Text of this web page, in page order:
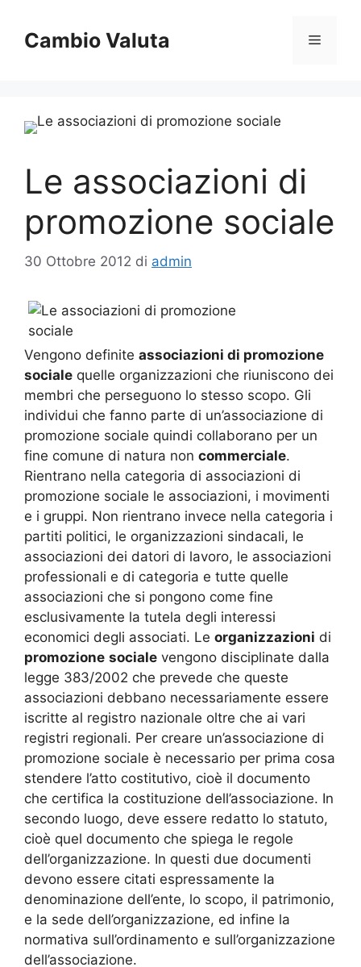
contenuto
Cambio Valuta Menu
Le associazioni di
promozione sociale
30 Ottobre 2012 di admin
Vengono definite associazioni di promozione
sociale quelle organizzazioni che riuniscono dei
membri che perseguono lo stesso scopo. Gli
individui che fanno parte di un’associazione di
promozione sociale quindi collaborano per un
fine comune di natura non commerciale.
Rientrano nella categoria di associazioni di
promozione sociale le associazioni, i movimenti
e i gruppi. Non rientrano invece nella categoria i
partiti politici, le organizzazioni sindacali, le
associazioni dei datori di lavoro, le associazioni
professionali e di categoria e tutte quelle
associazioni che si pongono come fine
esclusivamente la tutela degli interessi
economici degli associati. Le organizzazioni di
promozione sociale vengono disciplinate dalla
legge 383/2002 che prevede che queste
associazioni debbano necessariamente essere
iscritte al registro nazionale oltre che ai vari
registri regionali. Per creare un’associazione di
promozione sociale è necessario per prima cosa
stendere l’atto costitutivo, cioè il documento
che certifica la costituzione dell’associazione. In
secondo luogo, deve essere redatto lo statuto,
cioè quel documento che spiega le regole
dell’organizzazione. In questi due documenti
devono essere citati espressamente la
denominazione dell’ente, lo scopo, il patrimonio,
e la sede dell’organizzazione, ed infine la
normativa sull’ordinamento e sull’organizzazione
dell’associazione.